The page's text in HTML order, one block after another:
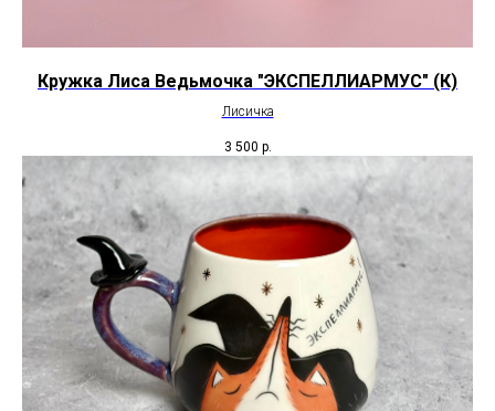
Кружка Лиса Ведьмочка "ЭКСПЕЛЛИАРМУС" (К)
Лисичка
3 500 р.